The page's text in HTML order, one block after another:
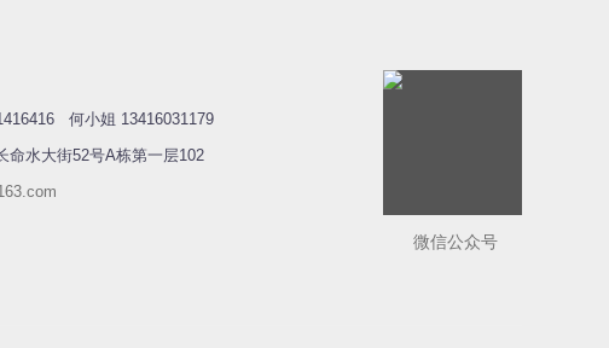
微信公众号
何小姐 13416031179
命水大街52号A栋第一层102